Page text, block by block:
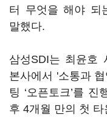
터 무엇을 해야 되
말했다.
삼성SDI는 최윤호
본사에서 '소통과
팅 ‘오픈토크’를
후 4개월 만의 첫